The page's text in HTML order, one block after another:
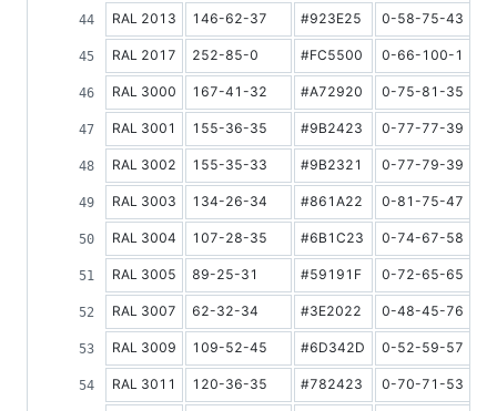
RAL 2013 146-62-37 #923E25 0-58-75-43
RAL 2017 252-85-0 #FC5500 0-66-100-1
RAL 3000 167-41-32 #A72920 0-75-81-35
RAL 3001 155-36-35 #9B2423 0-77-77-39
RAL 3002 155-35-33 #9B2321 0-77-79-39
RAL 3003 134-26-34 #861A22 0-81-75-47
RAL 3004 107-28-35 #6B1C23 0-74-67-58
RAL 3005 89-25-31 #59191F 0-72-65-65
RAL 3007 62-32-34 #3E2022 0-48-45-76
RAL 3009 109-52-45 #6D342D 0-52-59-57
RAL 3011 120-36-35 #782423 0-70-71-53